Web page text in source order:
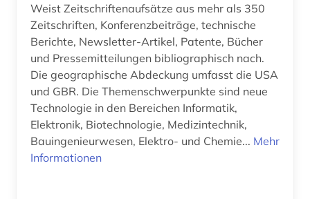
bioingenieurwesen (1)
biologie (6)
biomechanik (1)
biomedizinische technik (2)
bionik (1)
biowissenschaften (3)
Weist Zeitschriftenaufsätze aus mehr als 350
Zeitschriften, Konferenzbeiträge, technische
Berichte, Newsletter-Artikel, Patente, Bücher
und Pressemitteilungen bibliographisch nach.
Die geographische Abdeckung umfasst die USA
und GBR. Die Themenschwerpunkte sind neue
Technologie in den Bereichen Informatik,
Elektronik, Biotechnologie, Medizintechnik,
Bauingenieurwesen, Elektro- und Chemie... Mehr
Informationen